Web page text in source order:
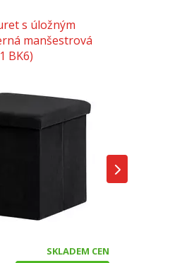
s úložným
manšestrová
BK6)
SKLADEM CEN